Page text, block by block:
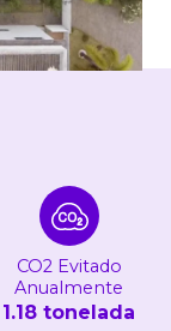
CO2 Evitado
Anualmente
1.18 tonelada